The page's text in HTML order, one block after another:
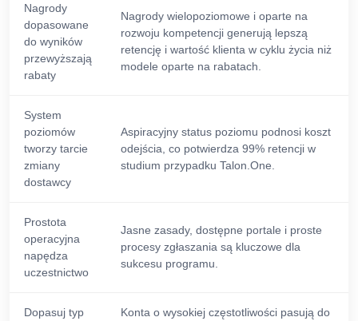
Nagrody
dopasowane
do wyników
przewyższają
rabaty
Nagrody wielopoziomowe i oparte na
rozwoju kompetencji generują lepszą
retencję i wartość klienta w cyklu życia niż
modele oparte na rabatach.
System
poziomów
tworzy tarcie
zmiany
dostawcy
Aspiracyjny status poziomu podnosi koszt
odejścia, co potwierdza 99% retencji w
studium przypadku Talon.One.
Prostota
operacyjna
napędza
uczestnictwo
Jasne zasady, dostępne portale i proste
procesy zgłaszania są kluczowe dla
sukcesu programu.
Dopasuj typ
Konta o wysokiej częstotliwości pasują do